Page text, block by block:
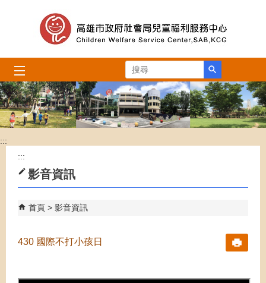
跳到主要內容區塊
搜尋
:::
:::
影音資訊
首頁 影音資訊
430 國際不打小孩日